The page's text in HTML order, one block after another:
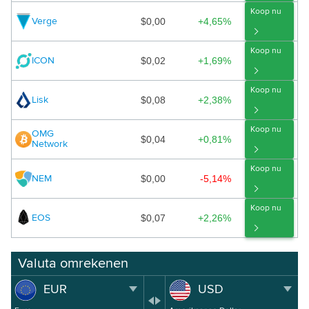
Verge $0,00 +4,65%
Koop nu
ICON $0,02 +1,69%
Koop nu
Lisk $0,08 +2,38%
Koop nu
OMG
Network
$0,04 +0,81%
Koop nu
NEM $0,00 -5,14%
Koop nu
EOS $0,07 +2,26%
Koop nu
Valuta omrekenen
EUR USD